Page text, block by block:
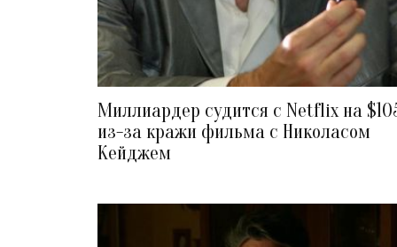
Миллиардер судится с Netflix на
из-за кражи фильма с Николасом
Кейджем